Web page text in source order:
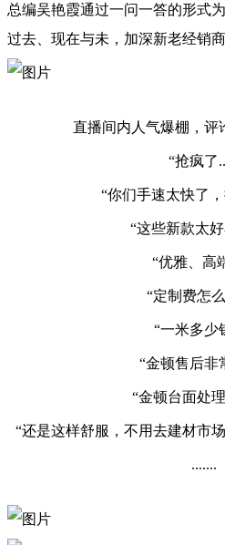
总编吴艳霞通过一问一答的形式
过去、现在与未，加深新老经销
直播间内人气爆棚，评
“抢疯了
“你们手速太快了
“这些新款太
“优雅、高
“定制费怎
“一米多少
“金顿售后非
“金顿台面处
“还是这样舒服，不用去建材市
.......